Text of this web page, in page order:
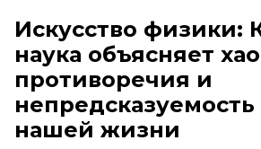
Искусство физики:
наука объясняет
противоречия и
непредсказуемость
нашей жизни